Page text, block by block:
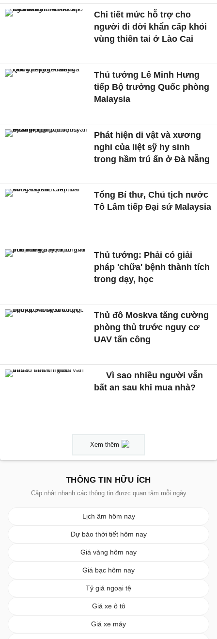
Chi tiết mức hỗ trợ cho
người di dời khẩn cấp khỏi
vùng thiên tai ở Lào Cai
Thủ tướng Lê Minh Hưng
tiếp Bộ trưởng Quốc phòng
Malaysia
Phát hiện di vật và xương
nghi của liệt sỹ hy sinh
trong hầm trú ẩn ở Đà Nẵng
Tổng Bí thư, Chủ tịch nước
Tô Lâm tiếp Đại sứ Malaysia
Thủ tướng: Phải có giải
pháp 'chữa' bệnh thành tích
trong dạy, học
Thủ đô Moskva tăng cường
phòng thủ trước nguy cơ
UAV tấn công
Vì sao nhiều người vẫn
bất an sau khi mua nhà?
Xem thêm
THÔNG TIN HỮU ÍCH
Cập nhật nhanh các thông tin được quan tâm mỗi ngày
Lịch âm hôm nay
Dự báo thời tiết hôm nay
Giá vàng hôm nay
Giá bạc hôm nay
Tỷ giá ngoại tệ
Giá xe ô tô
Giá xe máy